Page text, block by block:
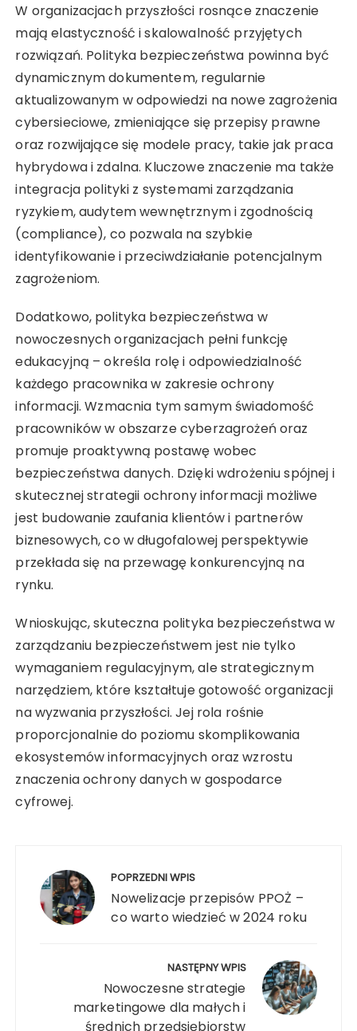
W organizacjach przyszłości rosnące znaczenie
mają elastyczność i skalowalność przyjętych
rozwiązań. Polityka bezpieczeństwa powinna być
dynamicznym dokumentem, regularnie
aktualizowanym w odpowiedzi na nowe zagrożenia
cybersieciowe, zmieniające się przepisy prawne
oraz rozwijające się modele pracy, takie jak praca
hybrydowa i zdalna. Kluczowe znaczenie ma także
integracja polityki z systemami zarządzania
ryzykiem, audytem wewnętrznym i zgodnością
(compliance), co pozwala na szybkie
identyfikowanie i przeciwdziałanie potencjalnym
zagrożeniom.
Dodatkowo, polityka bezpieczeństwa w
nowoczesnych organizacjach pełni funkcję
edukacyjną – określa rolę i odpowiedzialność
każdego pracownika w zakresie ochrony
informacji. Wzmacnia tym samym świadomość
pracowników w obszarze cyberzagrożeń oraz
promuje proaktywną postawę wobec
bezpieczeństwa danych. Dzięki wdrożeniu spójnej i
skutecznej strategii ochrony informacji możliwe
jest budowanie zaufania klientów i partnerów
biznesowych, co w długofalowej perspektywie
przekłada się na przewagę konkurencyjną na
rynku.
Wnioskując, skuteczna polityka bezpieczeństwa w
zarządzaniu bezpieczeństwem jest nie tylko
wymaganiem regulacyjnym, ale strategicznym
narzędziem, które kształtuje gotowość organizacji
na wyzwania przyszłości. Jej rola rośnie
proporcjonalnie do poziomu skomplikowania
ekosystemów informacyjnych oraz wzrostu
znaczenia ochrony danych w gospodarce
cyfrowej.
wpisu POPRZEDNI WPIS
Nowelizacje przepisów PPOŻ –
co warto wiedzieć w 2024 roku
NASTĘPNY WPIS
Nowoczesne strategie
marketingowe dla małych i
średnich przedsiębiorstw